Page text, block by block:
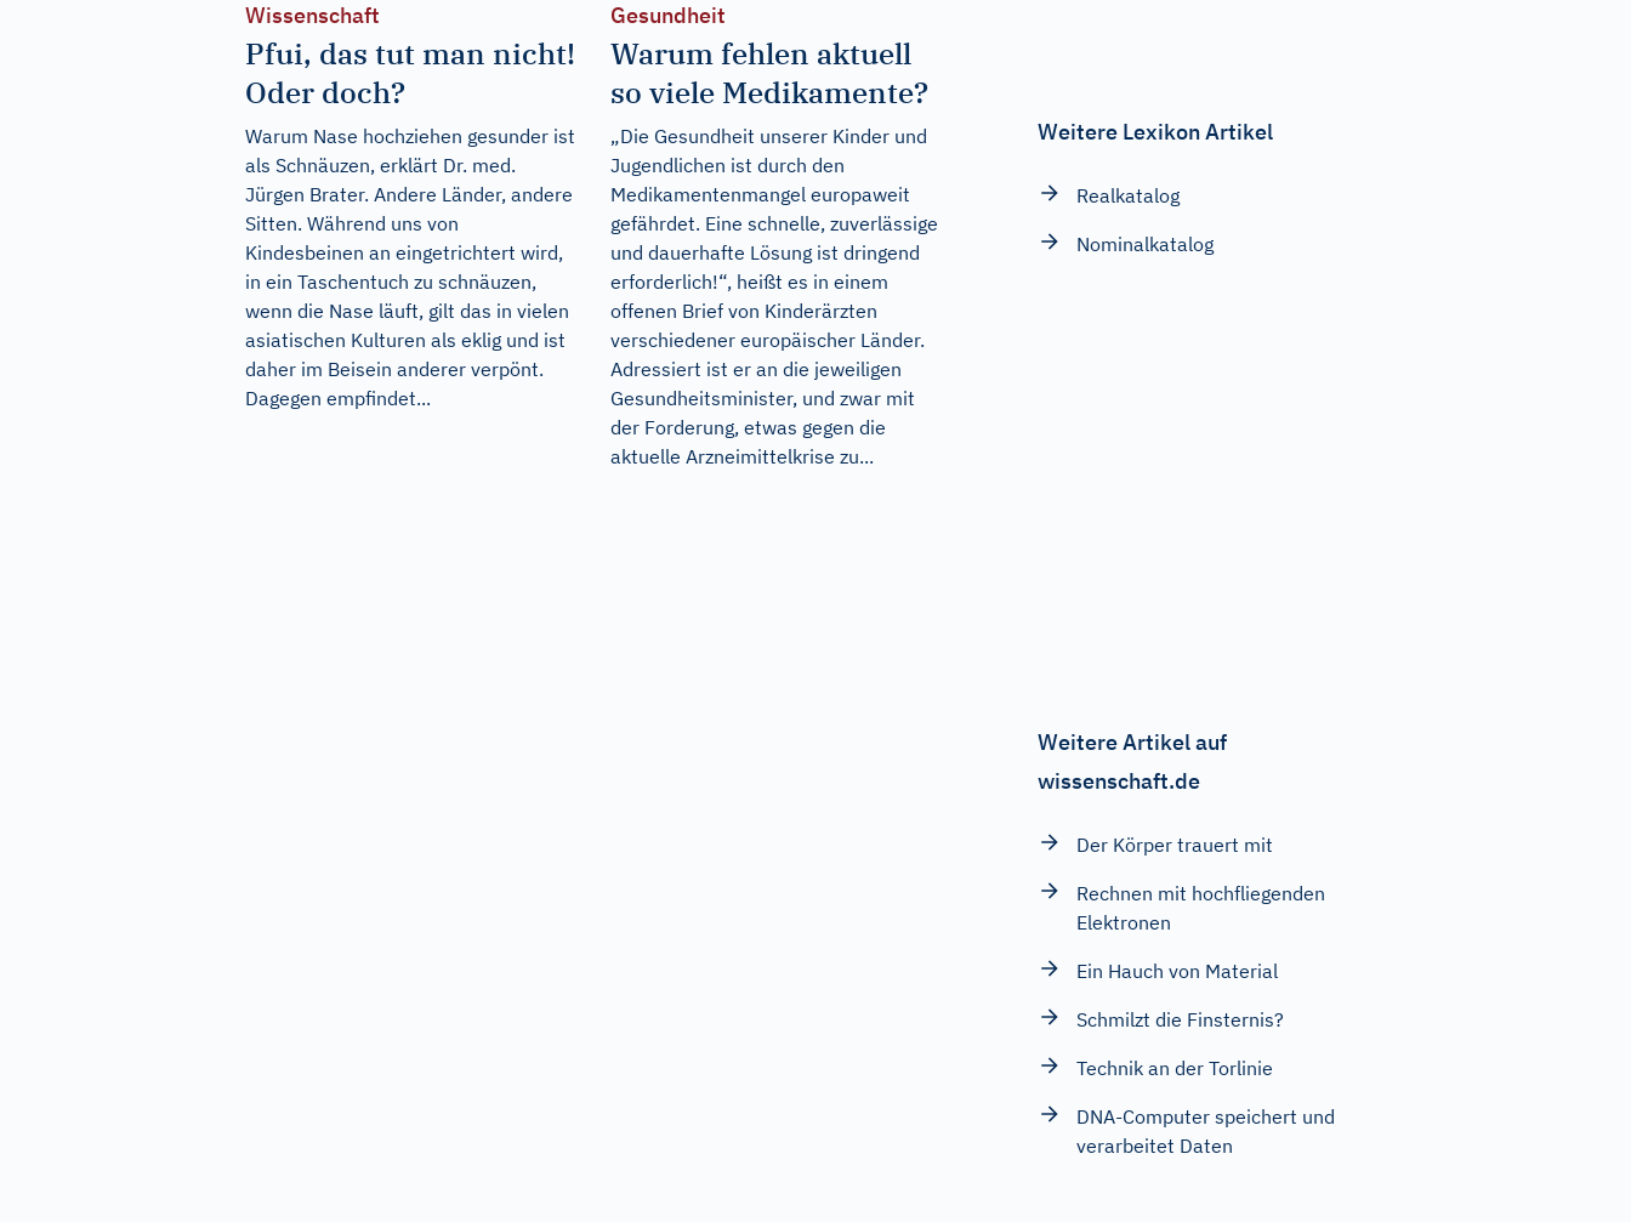
Wissenschaft
Pfui, das tut man nicht!
Oder doch?
Warum Nase hochziehen gesunder ist
als Schnäuzen, erklärt Dr. med.
Jürgen Brater. Andere Länder, andere
Sitten. Während uns von
Kindesbeinen an eingetrichtert wird,
in ein Taschentuch zu schnäuzen,
wenn die Nase läuft, gilt das in vielen
asiatischen Kulturen als eklig und ist
daher im Beisein anderer verpönt.
Dagegen empfindet...
Gesundheit
Warum fehlen aktuell
so viele Medikamente?
„Die Gesundheit unserer Kinder und
Jugendlichen ist durch den
Medikamentenmangel europaweit
gefährdet. Eine schnelle, zuverlässige
und dauerhafte Lösung ist dringend
erforderlich!“, heißt es in einem
offenen Brief von Kinderärzten
verschiedener europäischer Länder.
Adressiert ist er an die jeweiligen
Gesundheitsminister, und zwar mit
der Forderung, etwas gegen die
aktuelle Arzneimittelkrise zu...
Weitere Lexikon Artikel
Realkatalog
Nominalkatalog
Weitere Artikel auf
wissenschaft.de
Der Körper trauert mit
Rechnen mit hochfliegenden
Elektronen
Ein Hauch von Material
Schmilzt die Finsternis?
Technik an der Torlinie
DNA-Computer speichert und
verarbeitet Daten